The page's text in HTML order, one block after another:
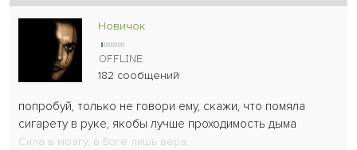
Новичок
182 сообщений
попробуй, только не говори ему, скажи, что помяла
сигарету в руке, якобы лучше проходимость дыма
Сила в мозгу, в Боге лишь вера.